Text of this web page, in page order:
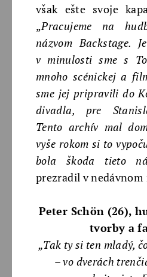
však ešte svoje
„Pracujeme na
názvom Backstage.
v minulosti sme s
mnoho scénickej a
sme jej pripravili do
divadla, pre
Tento archív mal
vyše rokom si to
bola škoda tieto
prezradil v
Peter Schön (26),
tvorby a
„Tak ty si ten mladý,
– vo dverách